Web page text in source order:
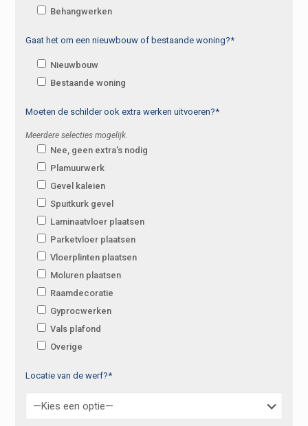
Behangwerken
Gaat het om een nieuwbouw of bestaande woning?*
Nieuwbouw
Bestaande woning
Moeten de schilder ook extra werken uitvoeren?*
Meerdere selecties mogelijk.
Nee, geen extra's nodig
Plamuurwerk
Gevel kaleien
Spuitkurk gevel
Laminaatvloer plaatsen
Parketvloer plaatsen
Vloerplinten plaatsen
Moluren plaatsen
Raamdecoratie
Gyprocwerken
Vals plafond
Overige
Locatie van de werf?*